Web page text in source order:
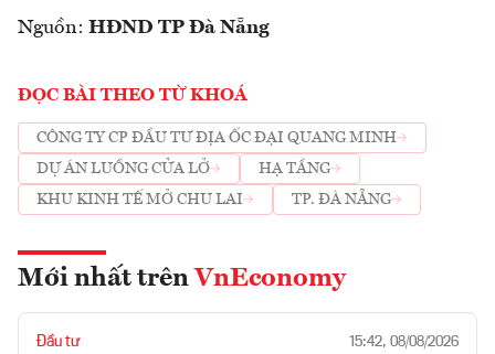
Nguồn: HĐND TP Đà Nẵng
ĐỌC BÀI THEO TỪ KHOÁ
CÔNG TY CP ĐẦU TƯ ĐỊA ỐC ĐẠI QUANG MINH
DỰ ÁN LUỒNG CỬA LỞ
HẠ TẦNG
KHU KINH TẾ MỞ CHU LAI
TP. ĐÀ NẴNG
Mới nhất trên VnEconomy
Đầu tư 15:42, 08/08/2026